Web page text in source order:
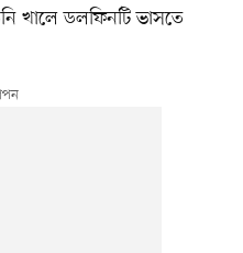
খালে ডলফিনটি ভাসতে